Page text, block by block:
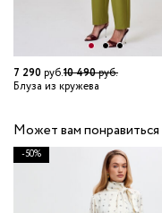
7 290руб.10 490руб.
Блуза из кружева
Может вам понравиться
-50%